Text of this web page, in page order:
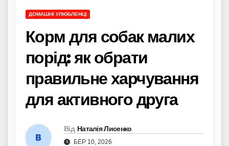
ДОМАШНІ УЛЮБЛЕНЦІ
Корм для собак малих
порід: як обрати
правильне харчування
для активного друга
Від Наталія Лисенко
БЕР 10, 2026